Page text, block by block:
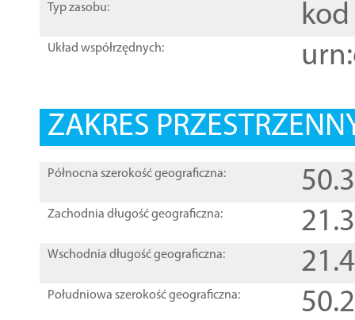
Typ zasobu: kod
Układ współrzędnych:
ZAKRES
Północna szerokość geograficzna:
Zachodnia długość geograficzna:
Wschodnia długość geograficzna:
Południowa szerokość geograficzna: